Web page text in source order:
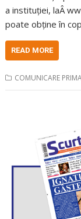
a instituției, laÂ
poate obține în
READ MORE
COMUNICARE